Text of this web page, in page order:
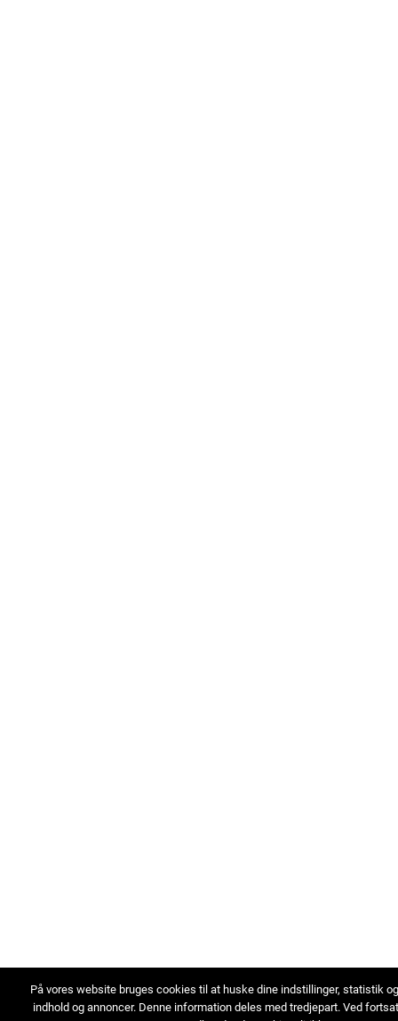
På vores website bruges cookies til at huske dine indstillinger, statistik
indhold og annoncer. Denne information deles med tredjepart. Ved